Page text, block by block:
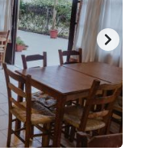
changing
dates.